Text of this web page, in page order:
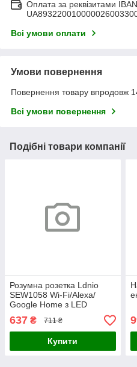
Оплата за реквізитами IBAN
Всі умови оплати
Умови повернення
Повернення товару впродовж
Всі умови повернення
Подібні товари компанії
Розумна розетка Ldnio
SEW1058 Wi-Fi/Alexa/
Google Home з LED
нічником white
637 ₴ 711 ₴
Купити